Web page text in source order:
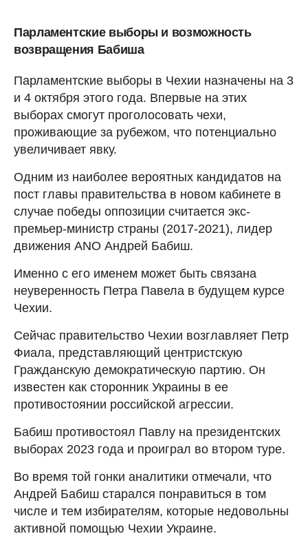
Парламентские выборы и возможность
возвращения Бабиша
Парламентские выборы в Чехии назначены на 3
и 4 октября этого года. Впервые на этих
выборах смогут проголосовать чехи,
проживающие за рубежом, что потенциально
увеличивает явку.
Одним из наиболее вероятных кандидатов на
пост главы правительства в новом кабинете в
случае победы оппозиции считается экс-
премьер-министр страны (2017-2021), лидер
движения ANO Андрей Бабиш.
Именно с его именем может быть связана
неуверенность Петра Павела в будущем курсе
Чехии.
Сейчас правительство Чехии возглавляет Петр
Фиала, представляющий центристскую
Гражданскую демократическую партию. Он
известен как сторонник Украины в ее
противостоянии российской агрессии.
Бабиш противостоял Павлу на президентских
выборах 2023 года и проиграл во втором туре.
Во время той гонки аналитики отмечали, что
Андрей Бабиш старался понравиться в том
числе и тем избирателям, которые недовольны
активной помощью Чехии Украине.